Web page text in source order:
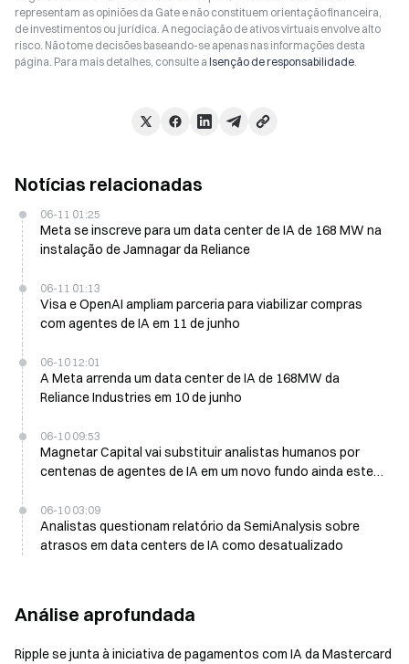
representam as opiniões da Gate e não constituem orientação financeira,
de investimentos ou jurídica. A negociação de ativos virtuais envolve alto
risco. Não tome decisões baseando-se apenas nas informações desta
página. Para mais detalhes, consulte a Isenção de responsabilidade.
Notícias relacionadas
06-11 01:25
Meta se inscreve para um data center de IA de 168 MW na
instalação de Jamnagar da Reliance
06-11 01:13
Visa e OpenAI ampliam parceria para viabilizar compras
com agentes de IA em 11 de junho
06-10 12:01
A Meta arrenda um data center de IA de 168MW da
Reliance Industries em 10 de junho
06-10 09:53
Magnetar Capital vai substituir analistas humanos por
centenas de agentes de IA em um novo fundo ainda este
06-10 03:09
Analistas questionam relatório da SemiAnalysis sobre
atrasos em data centers de IA como desatualizado
Análise aprofundada
Ripple se junta à iniciativa de pagamentos com IA da Mastercard